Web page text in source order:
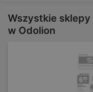
Wszystkie sklepy
w Odolion